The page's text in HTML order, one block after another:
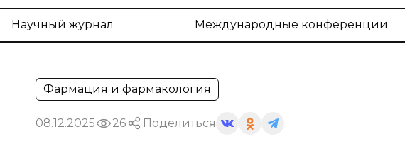
Научный журнал Международные конференции
Фармация и фармакология
08.12.2025 26 Поделиться